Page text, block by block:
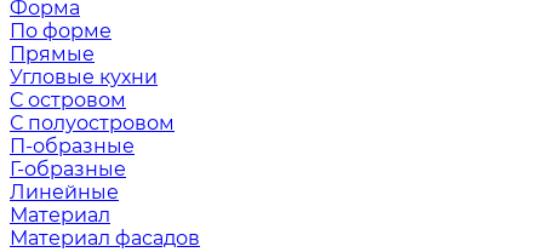
Форма
По форме
Прямые
Угловые кухни
С островом
С полуостровом
П-образные
Г-образные
Линейные
Материал
Материал фасадов